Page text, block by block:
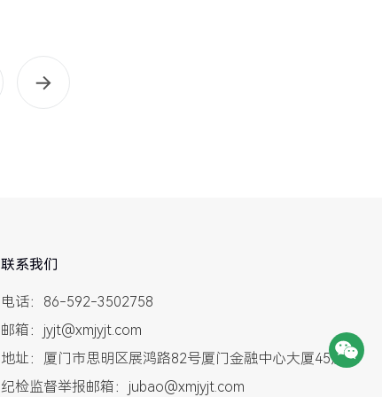
联系我们
电话：86-592-3502758
邮箱：jyjt@xmjyjt.com
地址：厦门市思明区展鸿路82号厦门金融中心大厦45层
纪检监督举报邮箱：jubao@xmjyjt.com